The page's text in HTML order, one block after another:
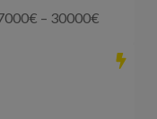
€ – 30000€